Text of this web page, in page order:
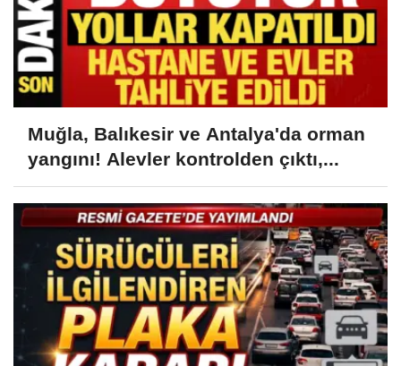
Muğla, Balıkesir ve Antalya'da orman
yangını! Alevler kontrolden çıktı,...